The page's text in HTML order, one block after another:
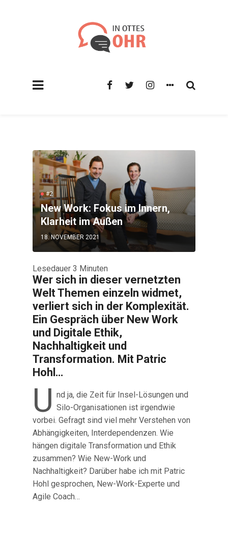
#2
New Work: Fokus im Innern,
Klarheit im Außen
18. NOVEMBER 2021
Lesedauer 3 Minuten
Wer sich in dieser vernetzten
Welt Themen einzeln widmet,
verliert sich in der Komplexität.
Ein Gespräch über New Work
und Digitale Ethik,
Nachhaltigkeit und
Transformation. Mit Patric
Hohl…
U nd ja, die Zeit für Insel-Lösungen und
Silo-Organisationen ist irgendwie
vorbei. Gefragt sind viel mehr Verstehen von
Abhängigkeiten, Interdependenzen. Wie
hängen digitale Transformation und Ethik
zusammen? Wie New-Work und
Nachhaltigkeit? Darüber habe ich mit Patric
Hohl gesprochen, New-Work-Experte und
Agile Coach…